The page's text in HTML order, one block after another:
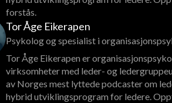
forstås.
Tor Åge Eikerapen
Psykolog og spesialist i
Tor Åge Eikerapen er
virksomheter med leder- og
av Norges mest lyttede podcaster om
hybrid utviklingsprogram for ledere.